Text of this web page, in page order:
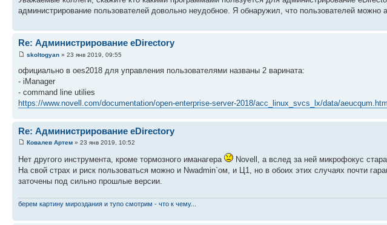
администрирование пользователей довольно неудобное. Я обнаружил, что пользователей можно
Re: Администрирование eDirectory
skoltogyan » 23 янв 2019, 09:55
официально в oes2018 для управления пользователями названы 2 варината:
- iManager
- command line utilies
https://www.novell.com/documentation/open-enterprise-server-2018/acc_linux_svcs_lx/data/
Re: Администрирование eDirectory
Ковалев Артем » 23 янв 2019, 10:52
Нет другого инструмента, кроме тормозного иманагера
Novell, а вслед за ней микрофокус
На свой страх и риск пользоваться можно и Nwadmin`ом, и Ц1, но в обоих этих случаях почти
заточены под сильно прошлые версии.
берем картину мироздания и тупо смотрим - что к чему...